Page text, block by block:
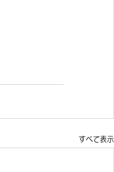
すべて表示